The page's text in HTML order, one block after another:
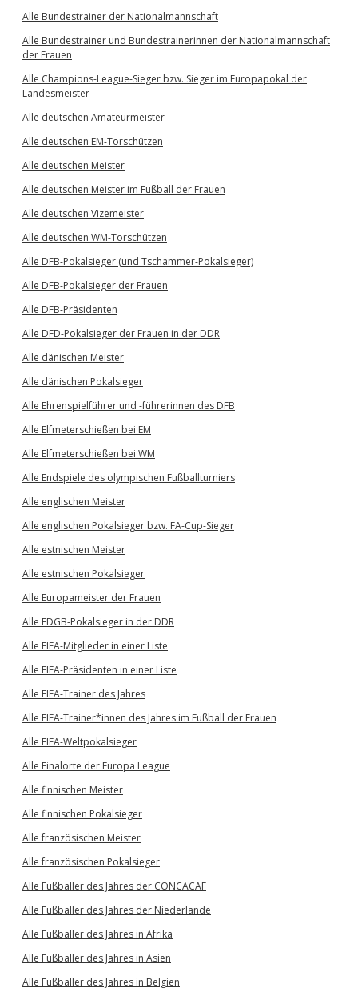
Alle Bundestrainer der Nationalmannschaft
Alle Bundestrainer und Bundestrainerinnen der Nationalmannschaft
der Frauen
Alle Champions-League-Sieger bzw. Sieger im Europapokal der
Landesmeister
Alle deutschen Amateurmeister
Alle deutschen EM-Torschützen
Alle deutschen Meister
Alle deutschen Meister im Fußball der Frauen
Alle deutschen Vizemeister
Alle deutschen WM-Torschützen
Alle DFB-Pokalsieger (und Tschammer-Pokalsieger)
Alle DFB-Pokalsieger der Frauen
Alle DFB-Präsidenten
Alle DFD-Pokalsieger der Frauen in der DDR
Alle dänischen Meister
Alle dänischen Pokalsieger
Alle Ehrenspielführer und -führerinnen des DFB
Alle Elfmeterschießen bei EM
Alle Elfmeterschießen bei WM
Alle Endspiele des olympischen Fußballturniers
Alle englischen Meister
Alle englischen Pokalsieger bzw. FA-Cup-Sieger
Alle estnischen Meister
Alle estnischen Pokalsieger
Alle Europameister der Frauen
Alle FDGB-Pokalsieger in der DDR
Alle FIFA-Mitglieder in einer Liste
Alle FIFA-Präsidenten in einer Liste
Alle FIFA-Trainer des Jahres
Alle FIFA-Trainer*innen des Jahres im Fußball der Frauen
Alle FIFA-Weltpokalsieger
Alle Finalorte der Europa League
Alle finnischen Meister
Alle finnischen Pokalsieger
Alle französischen Meister
Alle französischen Pokalsieger
Alle Fußballer des Jahres der CONCACAF
Alle Fußballer des Jahres der Niederlande
Alle Fußballer des Jahres in Afrika
Alle Fußballer des Jahres in Asien
Alle Fußballer des Jahres in Belgien